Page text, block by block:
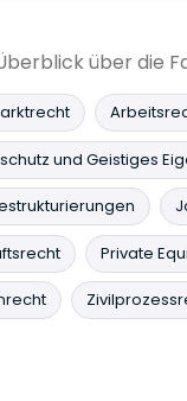
über die
und Geistiges
Private